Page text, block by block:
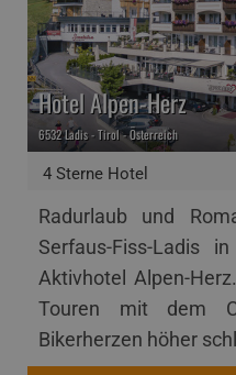
4 Sterne Hotel
Hotel Alpen-Herz
6532 Ladis - Tirol - Österreich
Radurlaub und
Serfaus-Fiss-Ladis
Aktivhotel Alpen-
Touren mit dem
Bikerherzen höher